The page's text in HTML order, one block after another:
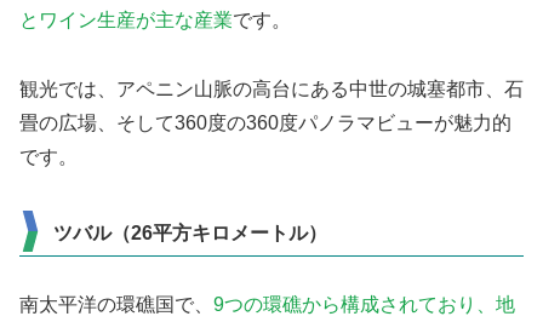
とワイン生産が主な産業です。
観光では、アペニン山脈の高台にある中世の城塞都市、石
畳の広場、そして360度の360度パノラマビューが魅力的
です。
ツバル（26平方キロメートル）
南太平洋の環礁国で、 9つの環礁から構成されており、地